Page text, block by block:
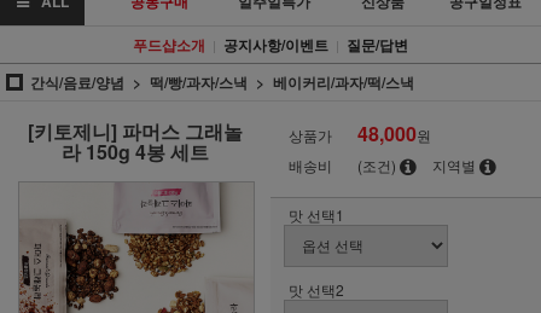
푸드샵소개 | 공지사항/이벤트 | 질문/답변
간식/음료/양념
떡/빵/과자/스낵 베이커리/과자/떡/스낵
[키토제니] 파머스 그래놀
라 150g 4봉 세트
상품가 48,000원
배송비
(조건) 지역별
맛 선택1
맛 선택2